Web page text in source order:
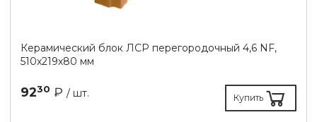
Керамический блок ЛСР перегородочный 4,6 NF,
510х219х80 мм
9230 ₽ / шт. Купить